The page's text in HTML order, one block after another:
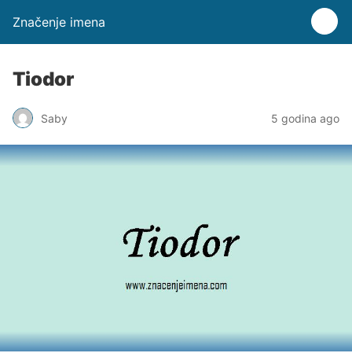
Značenje imena
Tiodor
Saby 5 godina ago